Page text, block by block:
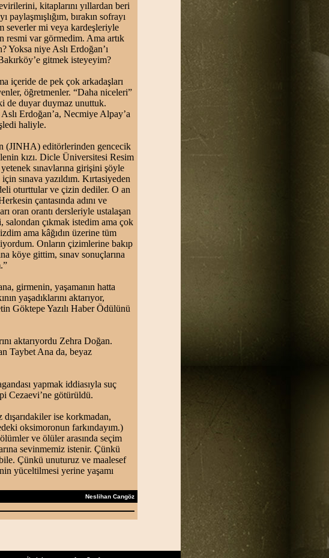
kitaplarını yıllardan beri
bırakın sofrayı
severler mi veya kardeşleriyle
resmi var görmedim. Ama artık
Yoksa niye Aslı Erdoğan’ı
gitmek isteyeyim?
içeride de pek çok arkadaşları
öğretmenler. “Daha niceleri”
de duyar duymaz unuttuk.
Erdoğan’a, Necmiye Alpay’a
haliyle.
(JINHA) editörlerinden gencecik
kızı. Dicle Üniversitesi Resim
sınavlarına girişini şöyle
sınava yazıldım. Kırtasiyeden
oturttular ve çizin dediler. O an
çantasında adını ve
oran orantı dersleriyle ustalaşan
salondan çıkmak istedim ama çok
ama kâğıdın üzerine tüm
Onların çizimlerine bakıp
köye gittim, sınav sonuçlarına
girmenin, yaşamanın hatta
yaşadıklarını aktarıyor,
Göktepe Yazılı Haber Ödülünü
aktarıyordu Zehra Doğan.
Taybet Ana da, beyaz
yapmak iddiasıyla suç
Cezaevi’ne götürüldü.
dışarıdakiler ise korkmadan,
oksimoronun farkındayım.)
ve ölüler arasında seçim
sevinmemiz istenir. Çünkü
Çünkü unuturuz ve maalesef
yüceltilmesi yerine yaşamı
Neslihan Cangöz